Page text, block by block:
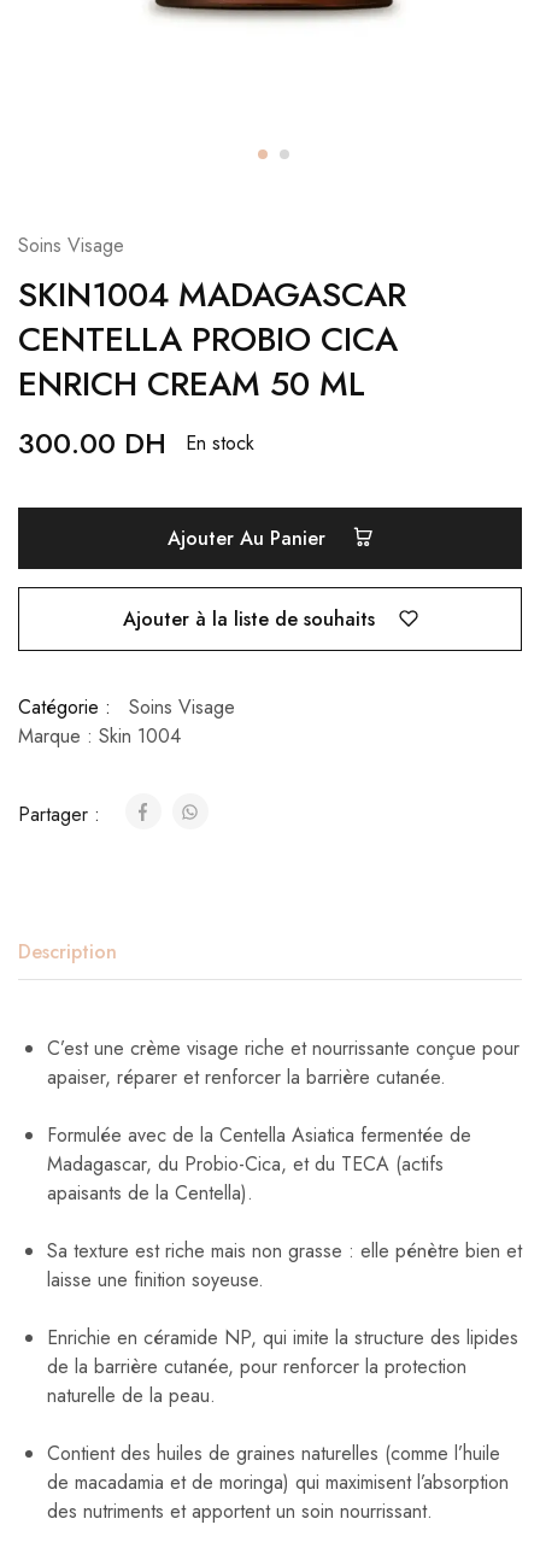
Soins Visage
SKIN1004 MADAGASCAR
CENTELLA PROBIO CICA
ENRICH CREAM 50 ML
300.00 DH En stock
Ajouter Au Panier
Ajouter à la liste de souhaits
Catégorie :
Soins Visage
Marque : Skin 1004
Partager :
Description
C’est une crème visage riche et nourrissante conçue pour
apaiser, réparer et renforcer la barrière cutanée.
Formulée avec de la Centella Asiatica fermentée de
Madagascar, du Probio-Cica, et du TECA (actifs
apaisants de la Centella).
Sa texture est riche mais non grasse : elle pénètre bien et
laisse une finition soyeuse.
Enrichie en céramide NP, qui imite la structure des lipides
de la barrière cutanée, pour renforcer la protection
naturelle de la peau.
Contient des huiles de graines naturelles (comme l’huile
de macadamia et de moringa) qui maximisent l’absorption
des nutriments et apportent un soin nourrissant.